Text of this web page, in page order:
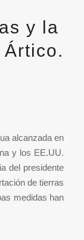
y la
alcanzada en
y los EE.UU.
del presidente
de tierras
medidas han